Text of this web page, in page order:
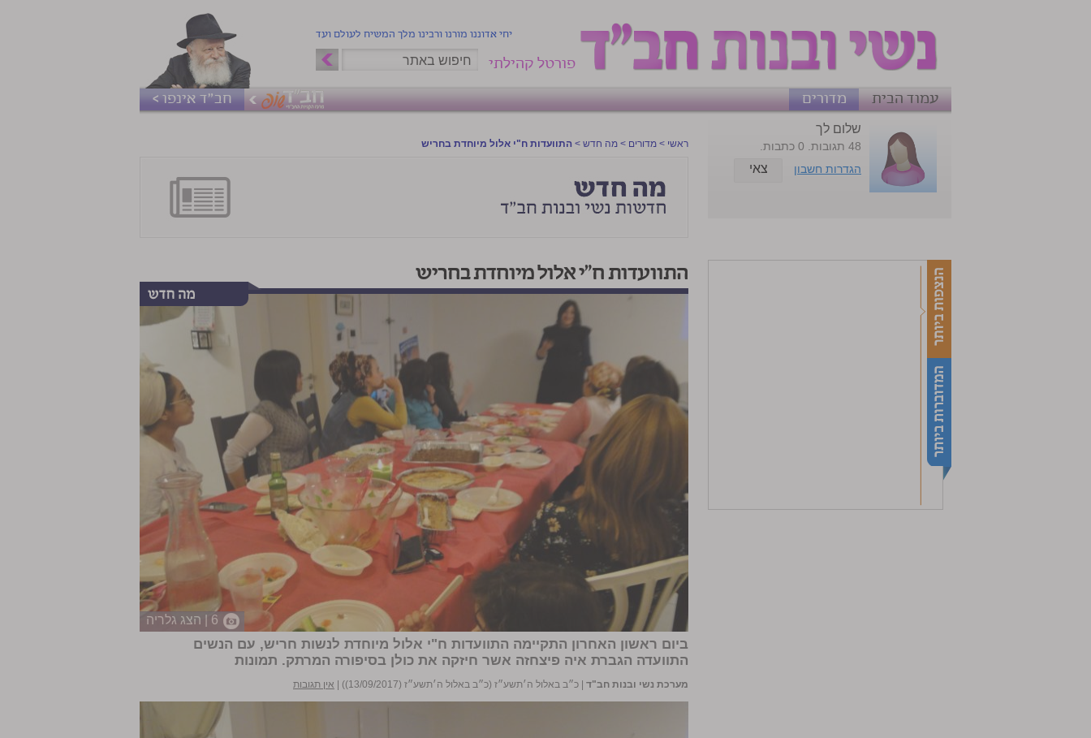
יחי אדוננו מורנו ורבינו מלך המשיח לעולם ועד
פורטל קהילתי
עמוד הבית
מדורים חב"ד אינפו >
ראשי > מדורים > מה חדש > התוועדות ח"י אלול מיוחדת בחריש
התוועדות ח"י אלול מיוחדת בחריש
6 | הצג גלריה
ביום ראשון האחרון התקיימה התוועדות ח"י אלול מיוחדת לנשות חריש, עם הנשים
התוועדה הגברת איה פיצחזה אשר חיזקה את כולן בסיפורה המרתק. תמונות
מערכת נשי ובנות חב"ד כ״ב באלול ה׳תשע״ז (כ״ב באלול ה׳תשע״ז (13/09/2017)) אין תגובות
שלום לך
48 תגובות. 0 כתבות.
הגדרות חשבון
צאי